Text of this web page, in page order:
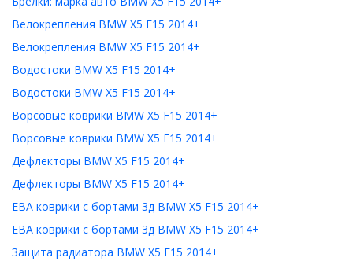
Велокрепления BMW X5 F15 2014+
Велокрепления BMW X5 F15 2014+
Водостоки BMW X5 F15 2014+
Водостоки BMW X5 F15 2014+
Ворсовые коврики BMW X5 F15 2014+
Ворсовые коврики BMW X5 F15 2014+
Дефлекторы BMW X5 F15 2014+
Дефлекторы BMW X5 F15 2014+
ЕВА коврики с бортами 3д BMW X5 F15 2014+
ЕВА коврики с бортами 3д BMW X5 F15 2014+
Защита радиатора BMW X5 F15 2014+